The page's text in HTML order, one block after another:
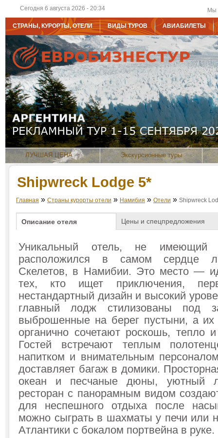
Сегодня 6 августа 2026 - 20:34 Мы
СТРАНЫ, КУРОРТЫ, ОТЕЛИ ВИДЫ ТУРОВ АВИАБИЛЕТЫ
ЛУЧШАЯ ЦЕНА Экскурсионные туры
Shipwreck Lodge 5*
Главная » Страны курорты отели » Намибия » Отели » Shipwreck
Описание отеля Цены и спецпредложения
Уникальный отель, не имеющий
расположился в самом сердце
Скелетов, в Намибии. Это место —
тех, кто ищет приключения,
нестандартный дизайн и высокий
главный лодж стилизованы под
выброшенные на берег пустыни, а
органично сочетают роскошь, тепло
Гостей встречают теплым
напитком и внимательным
доставляет багаж в домики.
океан и песчаные дюны, уютный
ресторан с панорамным видом
для неспешного отдыха после
можно сыграть в шахматы у печи или
Атлантики с бокалом портвейна в руке.